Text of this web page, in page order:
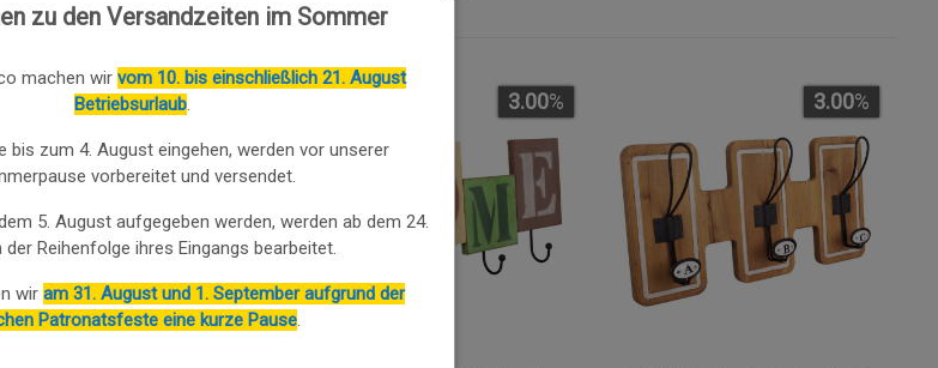
3.00% 3.00%
zu den Versandzeiten im Sommer
machen wir vom 10. bis einschließlich 21. August
Betriebsurlaub
bis zum 4. August eingehen, werden vor unserer
vorbereitet und versendet.
5. August aufgegeben werden, werden ab dem 24.
der Reihenfolge ihres Eingangs bearbeitet.
wiram 31. August und 1. September aufgrund der
Patronatsfeste eine kurze Pause.